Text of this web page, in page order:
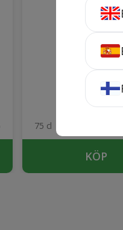
Orben Negre
2022
75 cl
KÖP